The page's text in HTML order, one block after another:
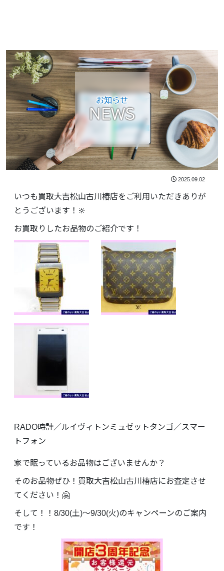
お知らせ
NEWS
2025.09.02
いつも買取大吉松山古川椿店をご利用いただきありが
とうございます！🔆
お買取りしたお品物のご紹介です！
RADO時計／ルイヴィトンミュゼットタンゴ／スマー
トフォン
家で眠っているお品物はございませんか？
そのお品物ぜひ！買取大吉松山古川椿店にお査定させ
てください！🤗
そして！！8/30(土)～9/30(火)のキャンペーンのご案内
です！